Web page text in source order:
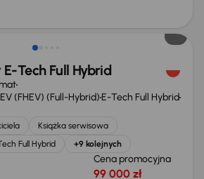
Tech Full Hybrid
(FHEV) (Full-Hybrid) E-Tech Full Hybrid
Książka serwisowa
Full Hybrid +9 kolejnych
Cena promocyjna
99 000 zł